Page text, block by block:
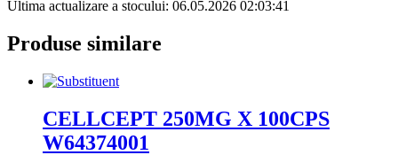
Ultima actualizare a stocului: 06.05.2026 02:03:41
Produse similare
CELLCEPT 250MG X 100CPS
W64374001